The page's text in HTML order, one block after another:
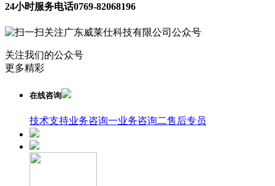
24小时服务电话0769-82068196
关注我们的公众号
更多精彩
在线咨询
技术支持业务咨询一业务咨询二售后专员